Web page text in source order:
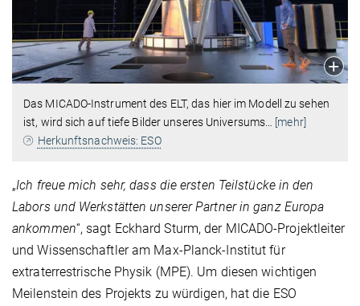
Das MICADO-Instrument des ELT, das hier im Modell zu sehen
ist, wird sich auf tiefe Bilder unseres Universums
[mehr]
Herkunftsnachweis: ESO
„Ich freue mich sehr, dass die ersten Teilstücke in den
Labors und Werkstätten unserer Partner in ganz Europa
ankommen“, sagt Eckhard Sturm, der MICADO-Projektleiter
und Wissenschaftler am Max-Planck-Institut für
extraterrestrische Physik (MPE). Um diesen wichtigen
Meilenstein des Projekts zu würdigen, hat die ESO